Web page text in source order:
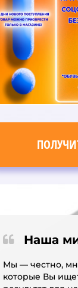
Наша
Мы — честно,
которые Вы